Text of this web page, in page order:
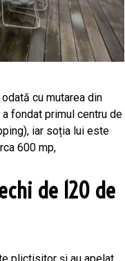
cu mutarea din
fondat primul centru de
iar soția lui este
600 mp,
de 120 de